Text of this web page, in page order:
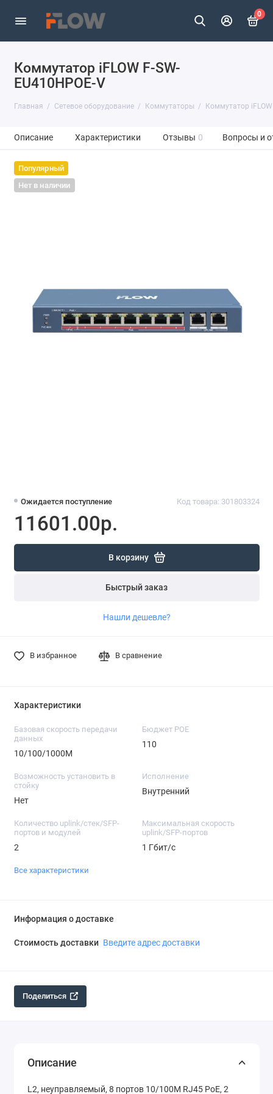
0
Коммутатор iFLOW F-SW-
EU410HPOE-V
Главная Сетевое оборудование Коммутаторы Коммутатор iFLOW
Описание Характеристики Отзывы 0 Вопросы и
Популярный
Нет в наличии
Ожидается поступление Код товара: 301803324
11601.00р.
В корзину
Быстрый заказ
Нашли дешевле?
В избранное В сравнение
Характеристики
Базовая скорость передачи
данных
10/100/1000M
Бюджет POE
110
Возможность установить в
стойку
Нет
Исполнение
Внутренний
Количество uplink/стек/SFP-
портов и модулей
2
Максимальная скорость
uplink/SFP-портов
1 Гбит/c
Все характеристики
Информация о доставке
Стоимость доставки Введите адрес доставки
Поделиться
Описание
L2, неуправляемый, 8 портов 10/100M RJ45 PoE, 2